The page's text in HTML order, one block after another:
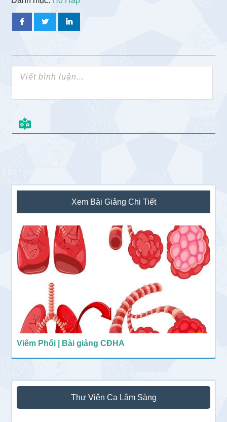
Sidebar
chính
Xem Bài Giảng Chi Tiết
Viêm Phổi | Bài giảng CĐHA
Thư Viện Ca Lâm Sàng